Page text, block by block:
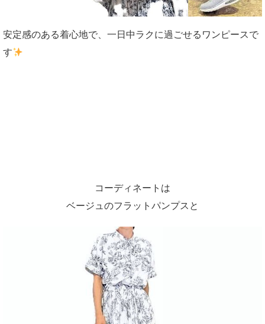
安定感のある着心地で、一日中ラクに過ごせるワンピースで
す
コーディネートは
ベージュのフラットパンプスと